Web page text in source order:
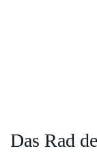
Das Rad